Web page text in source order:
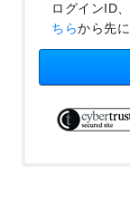
ログインID
ちらから先